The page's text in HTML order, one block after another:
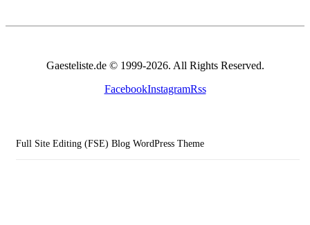
Gaesteliste.de © 1999-2026. All Rights Reserved.
FacebookInstagramRss
Full Site Editing (FSE) Blog WordPress Theme